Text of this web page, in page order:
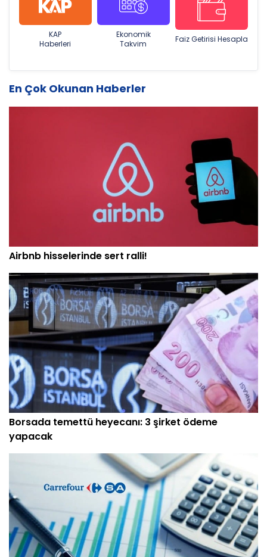
KAP
Haberleri
Ekonomik
Takvim
Faiz Getirisi Hesapla
En Çok Okunan Haberler
Airbnb hisselerinde sert ralli!
Borsada temettü heyecanı: 3 şirket ödeme
yapacak